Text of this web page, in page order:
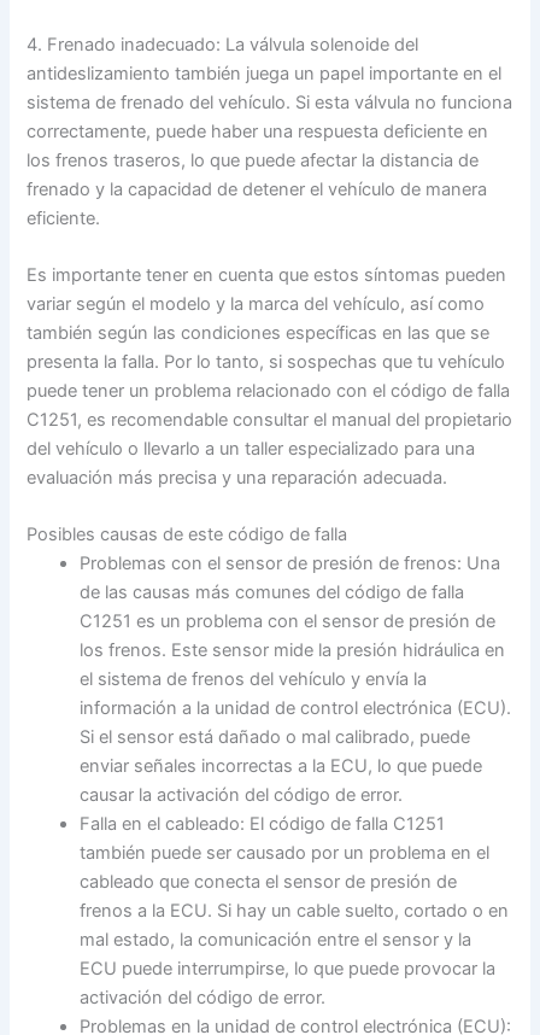
4. Frenado inadecuado: La válvula solenoide del
antideslizamiento también juega un papel importante en el
sistema de frenado del vehículo. Si esta válvula no funciona
correctamente, puede haber una respuesta deficiente en
los frenos traseros, lo que puede afectar la distancia de
frenado y la capacidad de detener el vehículo de manera
eficiente.
Es importante tener en cuenta que estos síntomas pueden
variar según el modelo y la marca del vehículo, así como
también según las condiciones específicas en las que se
presenta la falla. Por lo tanto, si sospechas que tu vehículo
puede tener un problema relacionado con el código de falla
C1251, es recomendable consultar el manual del propietario
del vehículo o llevarlo a un taller especializado para una
evaluación más precisa y una reparación adecuada.
Posibles causas de este código de falla
Problemas con el sensor de presión de frenos: Una
de las causas más comunes del código de falla
C1251 es un problema con el sensor de presión de
los frenos. Este sensor mide la presión hidráulica en
el sistema de frenos del vehículo y envía la
información a la unidad de control electrónica (ECU).
Si el sensor está dañado o mal calibrado, puede
enviar señales incorrectas a la ECU, lo que puede
causar la activación del código de error.
Falla en el cableado: El código de falla C1251
también puede ser causado por un problema en el
cableado que conecta el sensor de presión de
frenos a la ECU. Si hay un cable suelto, cortado o en
mal estado, la comunicación entre el sensor y la
ECU puede interrumpirse, lo que puede provocar la
activación del código de error.
Problemas en la unidad de control electrónica (ECU):